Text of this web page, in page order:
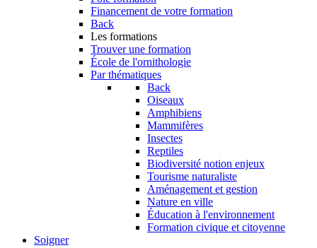
Financement de votre formation
Back
Les formations
Trouver une formation
École de l'ornithologie
Par thématiques
Back
Oiseaux
Amphibiens
Mammifères
Insectes
Reptiles
Biodiversité notion enjeux
Tourisme naturaliste
Aménagement et gestion
Nature en ville
Éducation à l'environnement
Formation civique et citoyenne
Soigner